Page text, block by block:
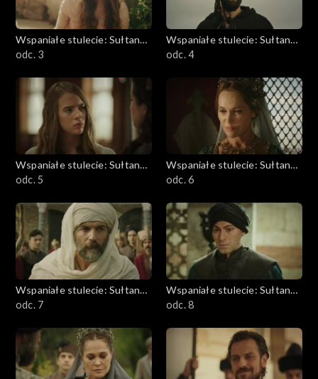
Wspaniałe stulecie: Sułtanka
Kösem
odc. 3
Wspaniałe stulecie: Sułtanka
Kösem
odc. 4
Wspaniałe stulecie: Sułtanka
Kösem
odc. 5
Wspaniałe stulecie: Sułtanka
Kösem
odc. 6
Wspaniałe stulecie: Sułtanka
Kösem
odc. 7
Wspaniałe stulecie: Sułtanka
Kösem
odc. 8